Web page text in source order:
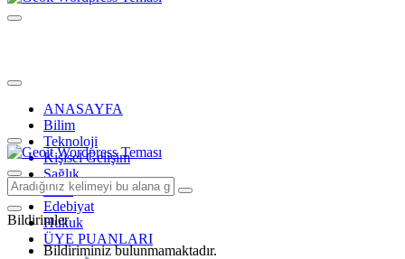
ANASAYFA
Bilim
Teknoloji
Kişisel Gelişim
Sağlık
Tarih
Edebiyat
Hukuk
ÜYE PUANLARI
Bildirimler
Bildiriminiz bulunmamaktadır.